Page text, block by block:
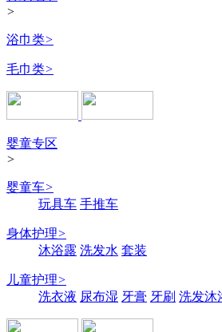
>
浴巾类>
毛巾类>
婴童专区
>
婴童车>
玩具车 手推车
身体护理>
沐浴露 洗发水 套装
儿童护理>
洗衣液 尿布湿 牙膏 牙刷 洗发沐